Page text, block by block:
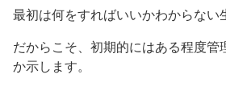
最初は何をすればいいかわからない
だからこそ、初期的にはある程度管
か示します。